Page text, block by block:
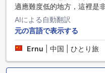
適應難度低的地方，這裡是
AIによる自動翻訳
元の言語で表示する
Ernu 中国 | ひとり旅